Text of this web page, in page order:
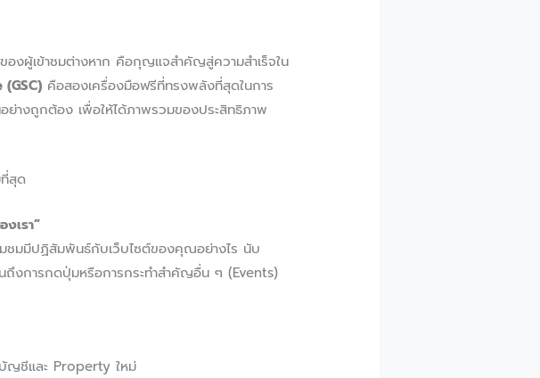
องผู้เข้าชมต่างหาก คือกุญแจสำคัญสู่ความสำเร็จใน
คือสองเครื่องมือฟรีที่ทรงพลังที่สุดในการ
างถูกต้อง เพื่อให้ได้ภาพรวมของประสิทธิภาพ
สุด
เรา”
ชมมีปฏิสัมพันธ์กับเว็บไซต์ของคุณอย่างไร นับ
นถึงการกดปุ่มหรือการกระทำสำคัญอื่น ๆ (Events)
ญชีและ Property ใหม่